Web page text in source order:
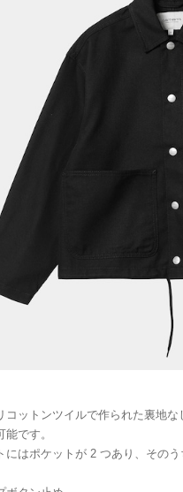
コットンツイルで作られた裏地
能です。
にはポケットが 2 つあり、その